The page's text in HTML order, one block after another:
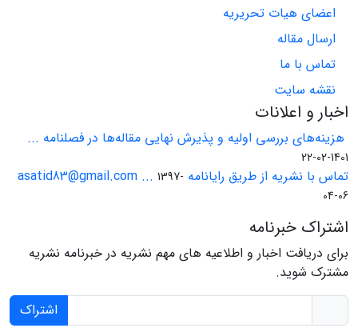
اعضای هیات تحریریه
ارسال مقاله
تماس با ما
نقشه سایت
اخبار و اعلانات
هزینه‌های بررسی اولیه و پذیرش نهایی مقاله‌ها در فصلنامه ...
1401-02-22
تماس با نشریه از طریق رایانامه asatid83@gmail.com ... 1397-
04-06
اشتراک خبرنامه
برای دریافت اخبار و اطلاعیه های مهم نشریه در خبرنامه نشریه
مشترک شوید.
اشتراک